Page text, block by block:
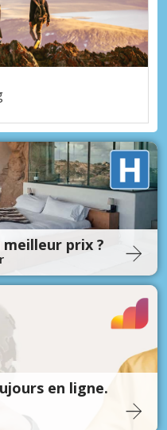
prix ?
en ligne.